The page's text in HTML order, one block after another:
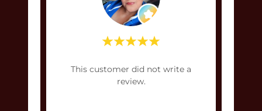
This customer did not write a
review.